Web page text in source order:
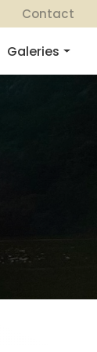
Contact
Galeries